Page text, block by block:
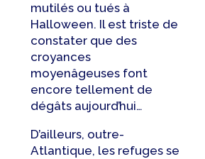
mutilés ou tués à
Halloween. Il est triste de
constater que des
croyances
moyenâgeuses font
encore tellement de
dégâts aujourd’hui…
D’ailleurs, outre-
Atlantique, les refuges se